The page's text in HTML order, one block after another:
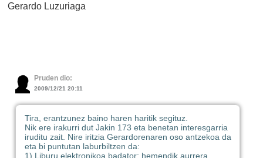
Gerardo Luzuriaga
Pruden dio:
2009/12/21 20:11
Tira, erantzunez baino haren haritik segituz.
Nik ere irakurri dut Jakin 173 eta benetan interesgarria
iruditu zait. Nire iritzia Gerardorenaren oso antzekoa da
eta bi puntutan laburbiltzen da:
1) Liburu elektronikoa badator; hemendik aurrera